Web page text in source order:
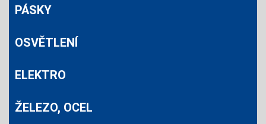
PÁSKY
OSVĚTLENÍ
ELEKTRO
ŽELEZO, OCEL